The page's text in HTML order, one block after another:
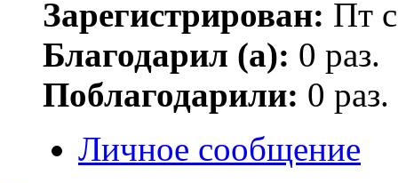
Зарегистрирован: Пт
Благодарил (а): 0 раз.
Поблагодарили: 0 раз.
Личное сообщение